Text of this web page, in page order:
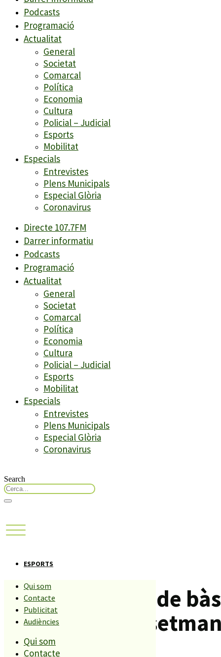
Podcasts
Programació
Actualitat
General
Societat
Comarcal
Política
Economia
Cultura
Policial – Judicial
Esports
Mobilitat
Especials
Entrevistes
Plens Municipals
Especial Glòria
Coronavirus
Directe 107.7FM
Darrer informatiu
Podcasts
Programació
Actualitat
General
Societat
Comarcal
Política
Economia
Cultura
Policial – Judicial
Esports
Mobilitat
Especials
Entrevistes
Plens Municipals
Especial Glòria
Coronavirus
Search
Qui som
Contacte
Publicitat
Audiències
Qui som
Contacte
ESPORTS
El minimasculí de
aquest cap de